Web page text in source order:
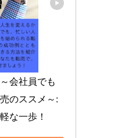
会社員でも
のススメ～:
な一歩！